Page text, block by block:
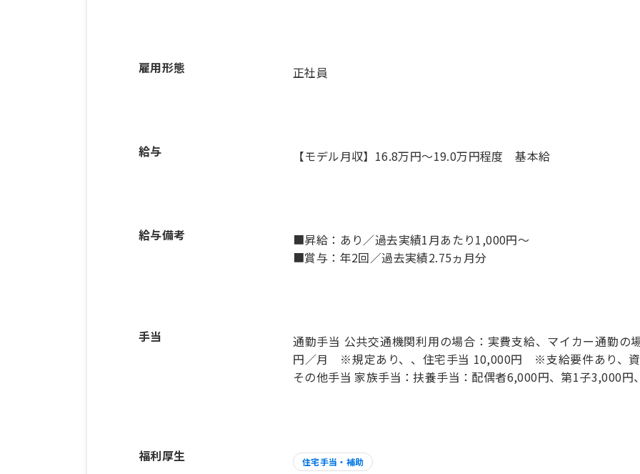
雇用形態 正社員
給与 【モデル月収】16.8万円〜19.0万円程度 基本給
給与備考
■昇給：あり／過去実績1月あたり1,000円～
■賞与：年2回／過去実績2.75ヵ月分
手当
通勤手当 公共交通機関利用の場合：実費支給、マイカー通勤の
円／月 ※規定あり、、住宅手当 10,000円 ※支給要件あり、資
その他手当 家族手当：扶養手当：配偶者6,000円、第1子3,000
福利厚生 住宅手当・補助